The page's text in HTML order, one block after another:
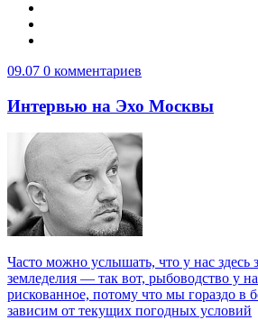
09.07 0 комментариев
Интервью на Эхо Москвы
Часто можно услышать, что у нас здесь
земледелия — так вот, рыбоводство у
рискованное, потому что мы гораздо в
зависим от текущих погодных условий